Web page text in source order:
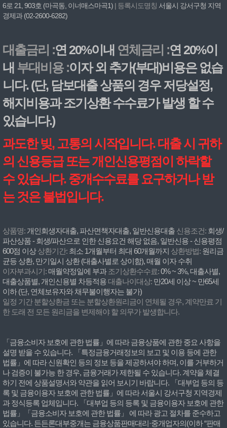
6로 21, 903호 (마곡동, 이너매스마곡1) | 등록시도명칭 서울시 강서구청 지역
경제과 (02-2600-6282)
대출금리 :연 20%이내 연체금리 :연 20%이
내 부대비용 :이자 외 추가(부대)비용은 없습
니다. (단, 담보대출 상품의 경우 저당설정,
해지비용과 조기상환 수수료가 발생 할 수
있습니다.)
과도한 빚, 고통의 시작입니다. 대출 시 귀하
의 신용등급 또는 개인신용평점이 하락할
수 있습니다. 중개수수료를 요구하거나 받
는 것은 불법입니다.
상품명: 개인회생자대출, 파산면책자대출, 일반신용대출 신용조건: 회생/
파산상품 - 회생/파산으로 인한 신용요건 해당 없음, 일반신용 - 신용평점
600점 이상상환기간: 최소 1개월부터 최대 60개월까지 상환방법: 원리금
균등 상환, 만기일시 상환 (대출사별로 상이함), 매월 이자 수취
이자부과시기: 매월약정일에 부과 조기상환수수료:0% ~ 3%, 대출사별,
대출상품별, 개인신용별 차등적용 대출나이대상: 만20세 이상 ~ 만65세
이하 (단, 연체보유자와 채무불이행자는 불가)
일정 기간 분할상환금 또는 분할상환원리금이 연체될 경우, 계약만료 기
한 도래 전 모든 원리금을 변제해야 할 의무가 발생합니다.
「금융소비자 보호에 관한 법률」에 따라 금융상품에 관한 중요 사항을
설명 받을 수 있습니다. 「특정금융거래정보의 보고 및 이용 등에 관한
법률」에 따라 신원확인 등의 정보 등을 제공하셔야 하며, 이를 거부하거
나 검증이 불가능 한 경우, 금융거래가 제한될 수 있습니다. 계약을 체결
하기 전에 상품설명서와 약관을 읽어 보시기 바랍니다. 「대부업 등의 등
록 및 금융이용자 보호에 관한 법률」에 따라 서울시 강서구청 지역경제
과 정식등록 업체입니다. 「대부업 등의 등록 및 금융이용자 보호에 관한
법률」「금융소비자 보호에 관한 법률」 에 따라 광고 절차를 준수하고
있습니다. 든든론대부중개는 금융상품판매대리·중개업자의(이하 “판매